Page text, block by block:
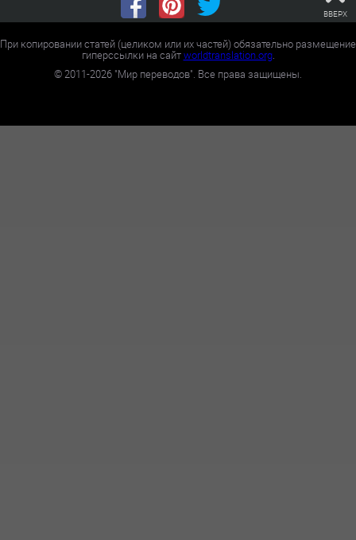
ВВЕРХ
При копировании статей (целиком или их частей) обязательно размещение
гиперссылки на сайтworldtranslation.org.
©2011-2026 "Мир переводов". Все права защищены.